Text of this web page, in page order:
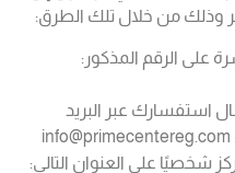
وذلك من خلال تلك الطرق:
على الرقم المذكور:
استفسارك عبر البريد
شخصيًا على العنوان التالي: